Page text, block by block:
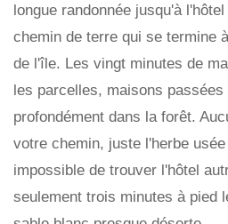
longue randonnée jusqu'à
chemin de terre qui se termine
de l'île. Les vingt minutes de
les parcelles, maisons passées
profondément dans la forêt.
votre chemin, juste l'herbe
impossible de trouver l'hôtel
seulement trois minutes à pied